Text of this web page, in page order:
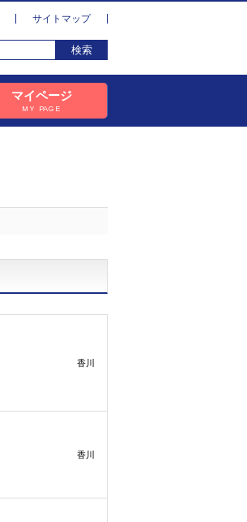
サイトマップ
マイページ
MY PAGE
香川
香川